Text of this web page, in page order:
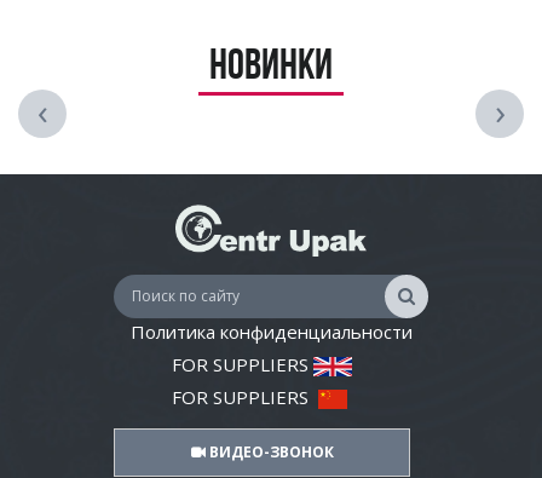
Новинки
‹ ›
Политика конфиденциальности
FOR SUPPLIERS
FOR SUPPLIERS
ВИДЕО-ЗВОНОК